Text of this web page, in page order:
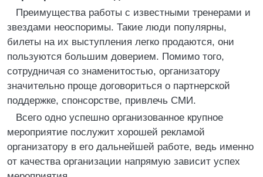
Преимущества работы с известными тренерами и
звездами неоспоримы. Такие люди популярны,
билеты на их выступления легко продаются, они
пользуются большим доверием. Помимо того,
сотрудничая со знаменитостью, организатору
значительно проще договориться о партнерской
поддержке, спонсорстве, привлечь СМИ.
Всего одно успешно организованное крупное
мероприятие послужит хорошей рекламой
организатору в его дальнейшей работе, ведь именно
от качества организации напрямую зависит успех